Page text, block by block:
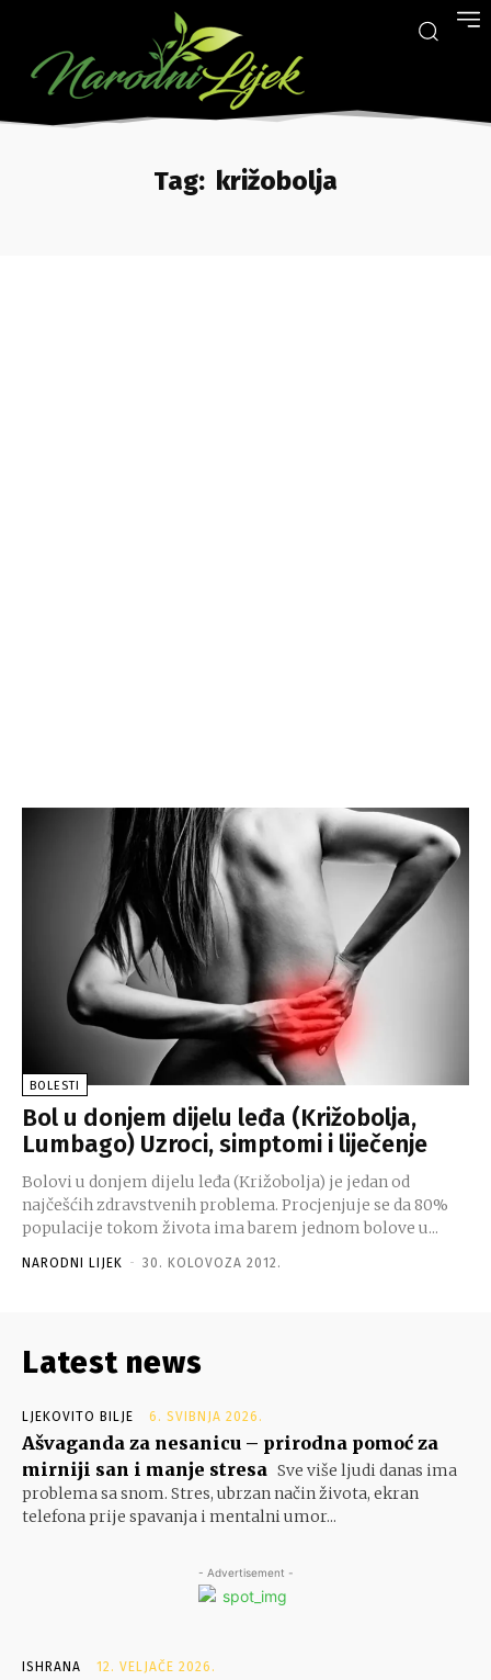
Tag: križobolja
BOLESTI
Bol u donjem dijelu leđa (Križobolja,
Lumbago) Uzroci, simptomi i liječenje
Bolovi u donjem dijelu leđa (Križobolja) je jedan od
najčešćih zdravstvenih problema. Procjenjuje se da 80%
populacije tokom života ima barem jednom bolove u...
NARODNI LIJEK - 30. KOLOVOZA 2012.
Latest news
LJEKOVITO BILJE 6. SVIBNJA 2026.
Ašvaganda za nesanicu – prirodna pomoć za
mirniji san i manje stresa Sve više ljudi danas ima
problema sa snom. Stres, ubrzan način života, ekran
telefona prije spavanja i mentalni umor...
- Advertisement -
ISHRANA 12. VELJAČE 2026.